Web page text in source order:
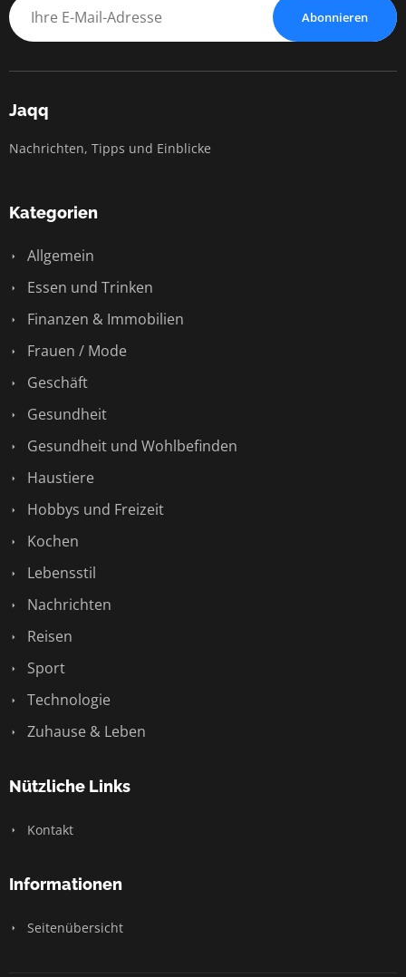
Abonnieren
Jaqq
Nachrichten, Tipps und Einblicke
Kategorien
Allgemein
Essen und Trinken
Finanzen & Immobilien
Frauen / Mode
Geschäft
Gesundheit
Gesundheit und Wohlbefinden
Haustiere
Hobbys und Freizeit
Kochen
Lebensstil
Nachrichten
Reisen
Sport
Technologie
Zuhause & Leben
Nützliche Links
Kontakt
Informationen
Seitenübersicht